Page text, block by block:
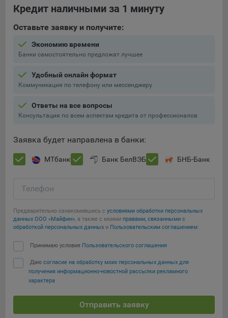
Статистические куки позволяют определять предпочтения
пользователей сайта.
Компании, которым мы поручаем обработку
статистических cookies:
предоставляемый ООО «Яндекс». Адрес: г. Москва, ул.
Льва Толстого, д. 16, 119021.Политика
Google Analytics – сервис веб-аналитики,
предоставляемый компанией Google, Inc. Адрес: Google,
Mountain View, CA 94043, USA. Политика
конфиденциальности Google.
myfin.by.
Дзержинского, д.3Б, пом.44.
Пиксель VK Рекламы - сервис позволяет показывать
посещали сайт.
Адрес: ООО «ВК», РФ, 125167, г. Москва, Ленинградский
проспект, д. 39, стр. 79, БЦ «SkyLight».
Технические настройки хранят технические данные вашего
Сохранить мои изменения
Кредит наличными за 1 минуту
Оставьте заявку и получите:
Экономию времени
Банки самостоятельно предложат лучшее
Удобный онлайн формат
Коммуникация по телефону или мессенджеру
Ответы на все вопросы
Консультация по всем аспектам кредита от профессионалов
Заявка будет направлена в банки:
МТбанк Банк БелВЭБ БНБ-Банк
Телефон
Предварительно ознакомившись с условиями обработки персональных
данных ООО «Майфин», а также с моими правами, связанными с
обработкой персональных данных и Пользовательским соглашением:
Принимаю условия Пользовательского соглашения
Даю согласие на обработку моих персональных данных для
получения информационно-новостной рассылки рекламного
характера
Отправить заявку